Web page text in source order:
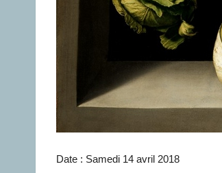
Date : Samedi 14 avril 2018